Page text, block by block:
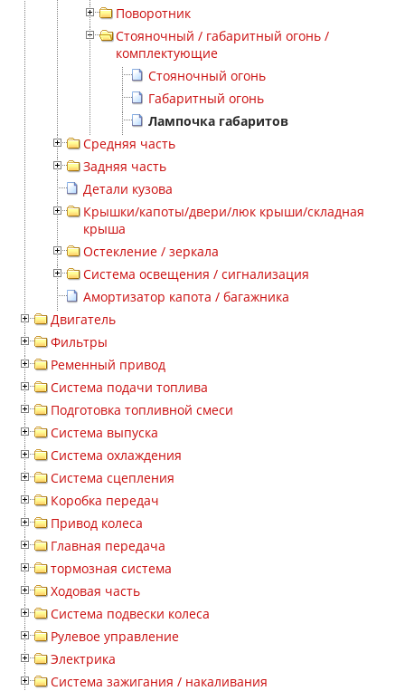
Поворотник
Стояночный / габаритный огонь /
комплектующие
Стояночный огонь
Габаритный огонь
Лампочка габаритов
Средняя часть
Задняя часть
Детали кузова
Крышки/капоты/двери/люк крыши/складная
крыша
Остекление / зеркала
Система освещения / сигнализация
Амортизатор капота / багажника
Двигатель
Фильтры
Ременный привод
Система подачи топлива
Подготовка топливной смеси
Система выпуска
Система охлаждения
Система сцепления
Коробка передач
Привод колеса
Главная передача
тормозная система
Ходовая часть
Система подвески колеса
Рулевое управление
Электрика
Система зажигания / накаливания